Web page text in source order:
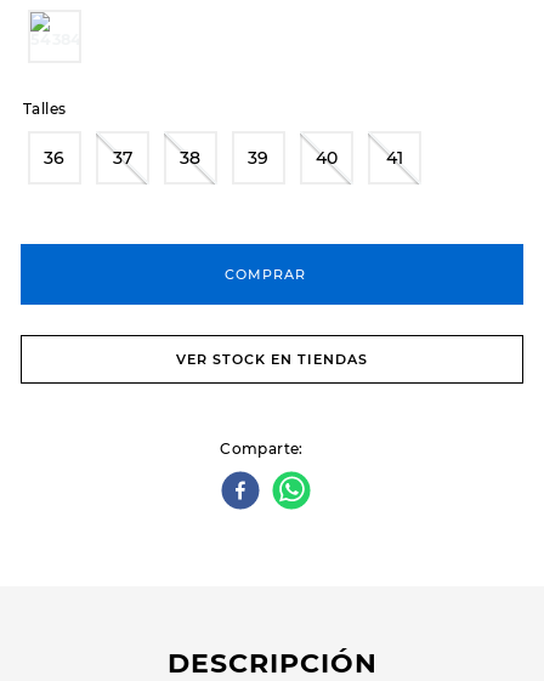
Talles
36 37 38 39 40 41
COMPRAR
VER STOCK EN TIENDAS
Comparte
DESCRIPCIÓN